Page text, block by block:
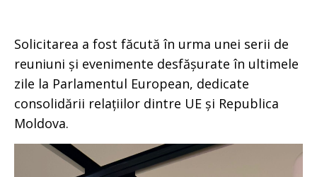
Solicitarea a fost făcută în urma unei serii de
reuniuni și evenimente desfășurate în ultimele
zile la Parlamentul European, dedicate
consolidării relațiilor dintre UE și Republica
Moldova.